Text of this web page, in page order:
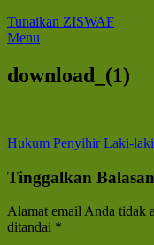
Tunaikan ZISWAF
Menu
download_(1)
Navigasi
pos
Hukum Penyihir Laki-laki
Tinggalkan Balasan
Alamat email Anda tidak
ditandai *